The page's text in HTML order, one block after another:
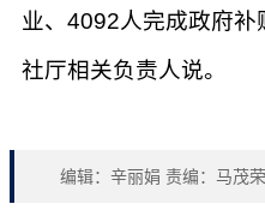
业、4092人完成政府补
社厅相关负责人说。
编辑：辛丽娟 责编：马茂